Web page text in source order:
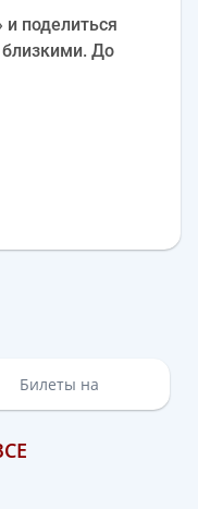
и поделиться
До
Билеты на